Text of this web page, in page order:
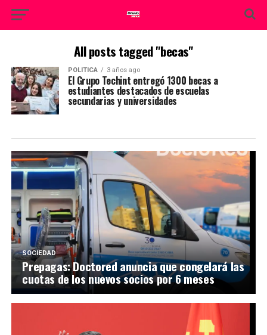
All posts tagged "becas"
POLITICA 3 años ago
El Grupo Techint entregó 1300 becas a
estudiantes destacados de escuelas
secundarias y universidades
SOCIEDAD
Prepagas: Doctored anuncia que congelará las
cuotas de los nuevos socios por 6 meses